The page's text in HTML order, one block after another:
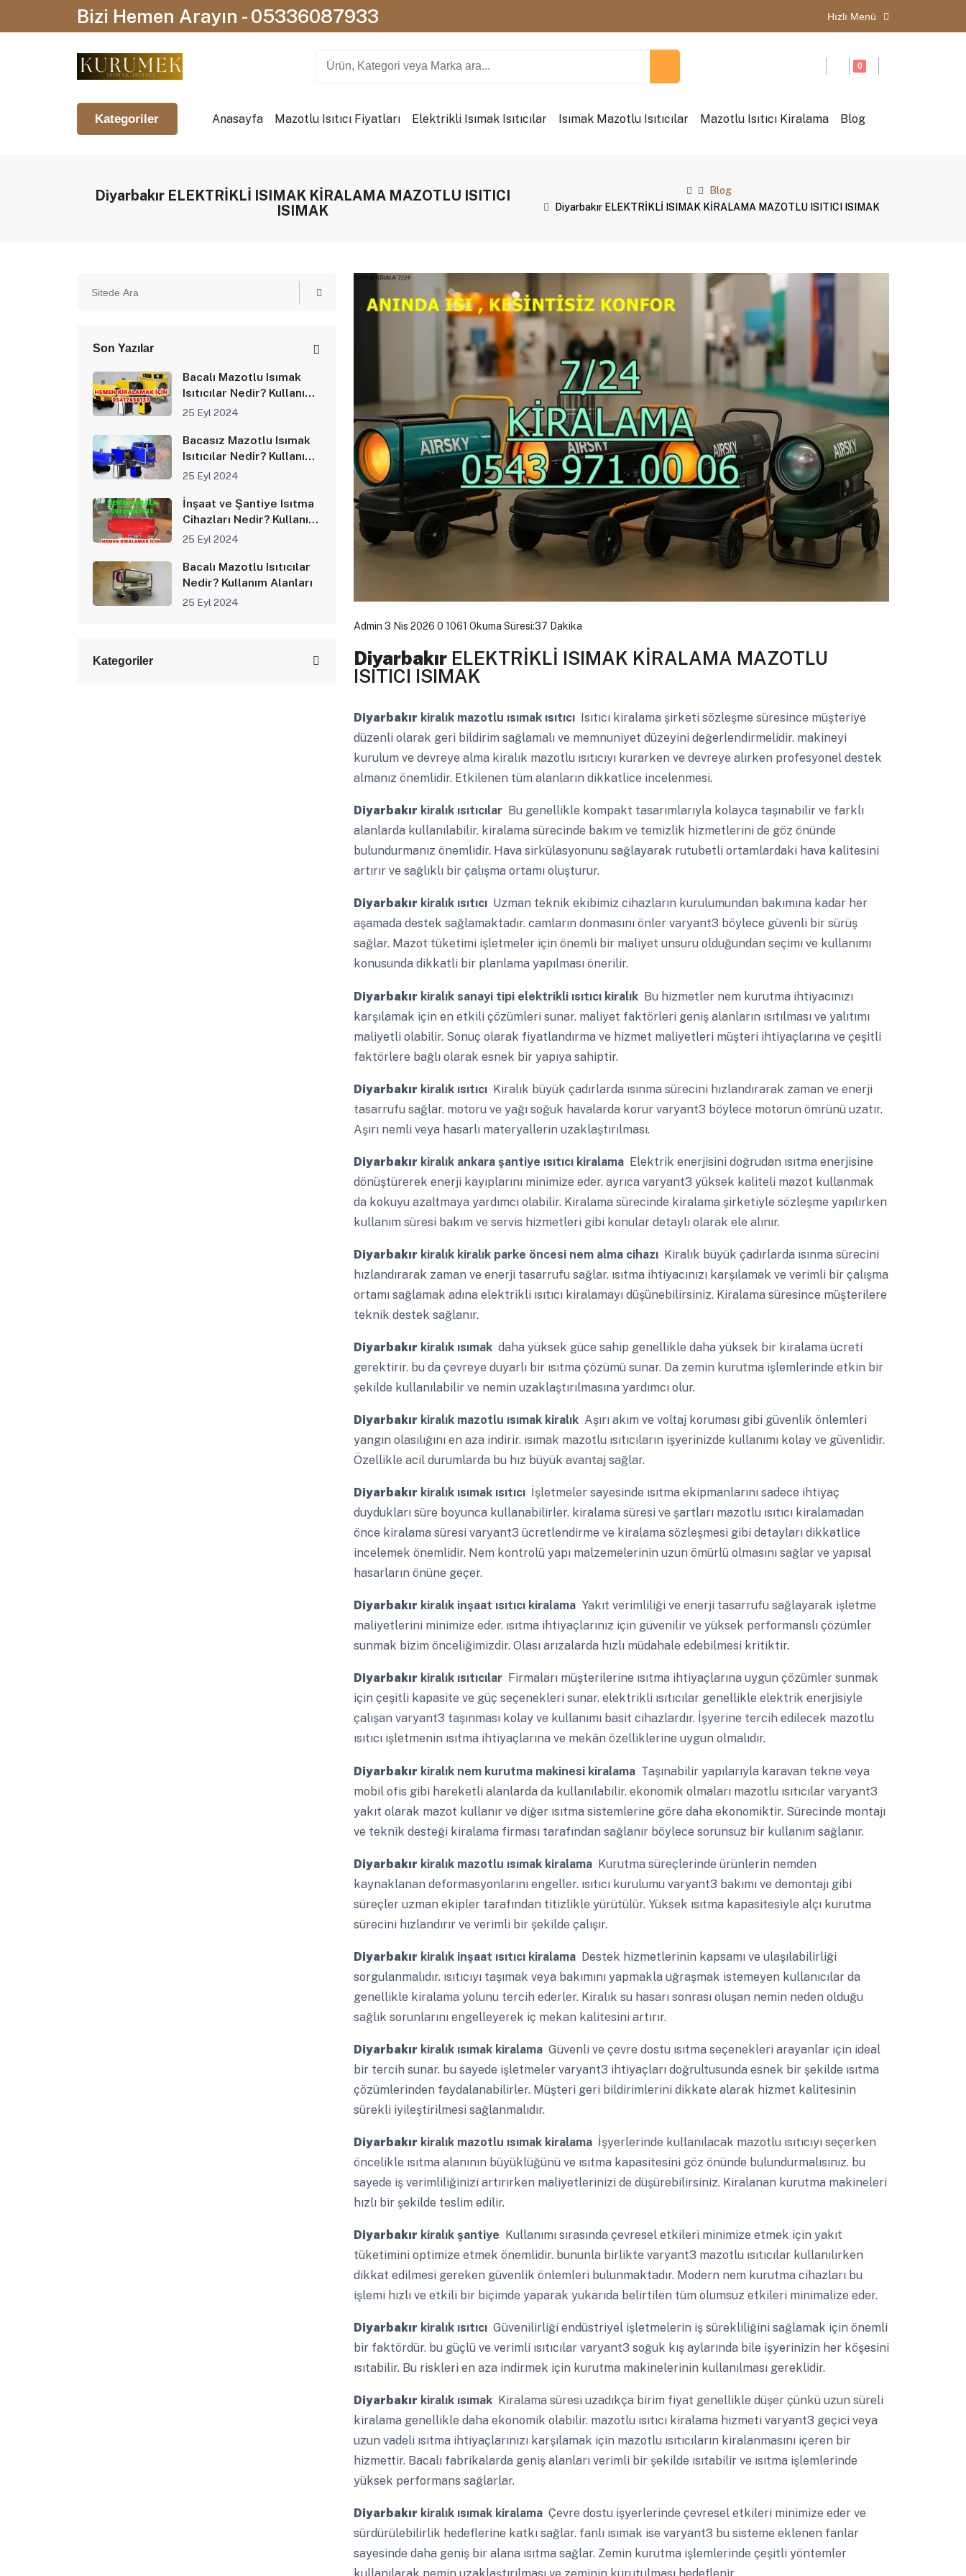
Bizi Hemen Arayın - 05336087933 Hızlı Menü
0
Kategoriler Anasayfa Mazotlu Isıtıcı Fiyatları Elektrikli Isımak Isıtıcılar Isımak Mazotlu Isıtıcılar Mazotlu Isıtıcı Kiralama Blog
Diyarbakır ELEKTRİKLİ ISIMAK KİRALAMA MAZOTLU ISITICI
ISIMAK
Blog
Diyarbakır ELEKTRİKLİ ISIMAK KİRALAMA MAZOTLU ISITICI ISIMAK
Son Yazılar
Bacalı Mazotlu Isımak
Isıtıcılar Nedir? Kullanım
Alanları
25 Eyl 2024
Bacasız Mazotlu Isımak
Isıtıcılar Nedir? Kullanım
Alanları
25 Eyl 2024
İnşaat ve Şantiye Isıtma
Cihazları Nedir? Kullanım
Alanları
25 Eyl 2024
Bacalı Mazotlu Isıtıcılar
Nedir? Kullanım Alanları
25 Eyl 2024
Kategoriler
Admin 3 Nis 2026 0 1061 Okuma Süresi:37 Dakika
DiyarbakırELEKTRİKLİ ISIMAK KİRALAMA MAZOTLU
ISITICI ISIMAK
Diyarbakır kiralık mazotlu ısımak ısıtıcıIsıtıcı kiralama şirketi sözleşme süresince müşteriye
düzenli olarak geri bildirim sağlamalı ve memnuniyet düzeyini değerlendirmelidir. makineyi
kurulum ve devreye alma kiralık mazotlu ısıtıcıyı kurarken ve devreye alırken profesyonel destek
almanız önemlidir. Etkilenen tüm alanların dikkatlice incelenmesi.
Diyarbakır kiralık ısıtıcılarBu genellikle kompakt tasarımlarıyla kolayca taşınabilir ve farklı
alanlarda kullanılabilir. kiralama sürecinde bakım ve temizlik hizmetlerini de göz önünde
bulundurmanız önemlidir. Hava sirkülasyonunu sağlayarak rutubetli ortamlardaki hava kalitesini
artırır ve sağlıklı bir çalışma ortamı oluşturur.
Diyarbakır kiralık ısıtıcıUzman teknik ekibimiz cihazların kurulumundan bakımına kadar her
aşamada destek sağlamaktadır. camların donmasını önler varyant3 böylece güvenli bir sürüş
sağlar. Mazot tüketimi işletmeler için önemli bir maliyet unsuru olduğundan seçimi ve kullanımı
konusunda dikkatli bir planlama yapılması önerilir.
Diyarbakır kiralık sanayi tipi elektrikli ısıtıcı kiralıkBu hizmetler nem kurutma ihtiyacınızı
karşılamak için en etkili çözümleri sunar. maliyet faktörleri geniş alanların ısıtılması ve yalıtımı
maliyetli olabilir. Sonuç olarak fiyatlandırma ve hizmet maliyetleri müşteri ihtiyaçlarına ve çeşitli
faktörlere bağlı olarak esnek bir yapıya sahiptir.
Diyarbakır kiralık ısıtıcıKiralık büyük çadırlarda ısınma sürecini hızlandırarak zaman ve enerji
tasarrufu sağlar. motoru ve yağı soğuk havalarda korur varyant3 böylece motorun ömrünü uzatır.
Aşırı nemli veya hasarlı materyallerin uzaklaştırılması.
Diyarbakır kiralık ankara şantiye ısıtıcı kiralamaElektrik enerjisini doğrudan ısıtma enerjisine
dönüştürerek enerji kayıplarını minimize eder. ayrıca varyant3 yüksek kaliteli mazot kullanmak
da kokuyu azaltmaya yardımcı olabilir. Kiralama sürecinde kiralama şirketiyle sözleşme yapılırken
kullanım süresi bakım ve servis hizmetleri gibi konular detaylı olarak ele alınır.
Diyarbakır kiralık kiralık parke öncesi nem alma cihazıKiralık büyük çadırlarda ısınma sürecini
hızlandırarak zaman ve enerji tasarrufu sağlar. ısıtma ihtiyacınızı karşılamak ve verimli bir çalışma
ortamı sağlamak adına elektrikli ısıtıcı kiralamayı düşünebilirsiniz. Kiralama süresince müşterilere
teknik destek sağlanır.
Diyarbakır kiralık ısımakdaha yüksek güce sahip genellikle daha yüksek bir kiralama ücreti
gerektirir. bu da çevreye duyarlı bir ısıtma çözümü sunar. Da zemin kurutma işlemlerinde etkin bir
şekilde kullanılabilir ve nemin uzaklaştırılmasına yardımcı olur.
Diyarbakır kiralık mazotlu ısımak kiralıkAşırı akım ve voltaj koruması gibi güvenlik önlemleri
yangın olasılığını en aza indirir. ısımak mazotlu ısıtıcıların işyerinizde kullanımı kolay ve güvenlidir.
Özellikle acil durumlarda bu hız büyük avantaj sağlar.
Diyarbakır kiralık ısımak ısıtıcıİşletmeler sayesinde ısıtma ekipmanlarını sadece ihtiyaç
duydukları süre boyunca kullanabilirler. kiralama süresi ve şartları mazotlu ısıtıcı kiralamadan
önce kiralama süresi varyant3 ücretlendirme ve kiralama sözleşmesi gibi detayları dikkatlice
incelemek önemlidir. Nem kontrolü yapı malzemelerinin uzun ömürlü olmasını sağlar ve yapısal
hasarların önüne geçer.
Diyarbakır kiralık inşaat ısıtıcı kiralamaYakıt verimliliği ve enerji tasarrufu sağlayarak işletme
maliyetlerini minimize eder. ısıtma ihtiyaçlarınız için güvenilir ve yüksek performanslı çözümler
sunmak bizim önceliğimizdir. Olası arızalarda hızlı müdahale edebilmesi kritiktir.
Diyarbakır kiralık ısıtıcılarFirmaları müşterilerine ısıtma ihtiyaçlarına uygun çözümler sunmak
için çeşitli kapasite ve güç seçenekleri sunar. elektrikli ısıtıcılar genellikle elektrik enerjisiyle
çalışan varyant3 taşınması kolay ve kullanımı basit cihazlardır. İşyerine tercih edilecek mazotlu
ısıtıcı işletmenin ısıtma ihtiyaçlarına ve mekân özelliklerine uygun olmalıdır.
Diyarbakır kiralık nem kurutma makinesi kiralamaTaşınabilir yapılarıyla karavan tekne veya
mobil ofis gibi hareketli alanlarda da kullanılabilir. ekonomik olmaları mazotlu ısıtıcılar varyant3
yakıt olarak mazot kullanır ve diğer ısıtma sistemlerine göre daha ekonomiktir. Sürecinde montajı
ve teknik desteği kiralama firması tarafından sağlanır böylece sorunsuz bir kullanım sağlanır.
Diyarbakır kiralık mazotlu ısımak kiralamaKurutma süreçlerinde ürünlerin nemden
kaynaklanan deformasyonlarını engeller. ısıtıcı kurulumu varyant3 bakımı ve demontajı gibi
süreçler uzman ekipler tarafından titizlikle yürütülür. Yüksek ısıtma kapasitesiyle alçı kurutma
sürecini hızlandırır ve verimli bir şekilde çalışır.
Diyarbakır kiralık inşaat ısıtıcı kiralamaDestek hizmetlerinin kapsamı ve ulaşılabilirliği
sorgulanmalıdır. ısıtıcıyı taşımak veya bakımını yapmakla uğraşmak istemeyen kullanıcılar da
genellikle kiralama yolunu tercih ederler. Kiralık su hasarı sonrası oluşan nemin neden olduğu
sağlık sorunlarını engelleyerek iç mekan kalitesini artırır.
Diyarbakır kiralık ısımak kiralamaGüvenli ve çevre dostu ısıtma seçenekleri arayanlar için ideal
bir tercih sunar. bu sayede işletmeler varyant3 ihtiyaçları doğrultusunda esnek bir şekilde ısıtma
çözümlerinden faydalanabilirler. Müşteri geri bildirimlerini dikkate alarak hizmet kalitesinin
sürekli iyileştirilmesi sağlanmalıdır.
Diyarbakır kiralık mazotlu ısımak kiralamaİşyerlerinde kullanılacak mazotlu ısıtıcıyı seçerken
öncelikle ısıtma alanının büyüklüğünü ve ısıtma kapasitesini göz önünde bulundurmalısınız. bu
sayede iş verimliliğinizi artırırken maliyetlerinizi de düşürebilirsiniz. Kiralanan kurutma makineleri
hızlı bir şekilde teslim edilir.
Diyarbakır kiralık şantiye Kullanımı sırasında çevresel etkileri minimize etmek için yakıt
tüketimini optimize etmek önemlidir. bununla birlikte varyant3 mazotlu ısıtıcılar kullanılırken
dikkat edilmesi gereken güvenlik önlemleri bulunmaktadır. Modern nem kurutma cihazları bu
işlemi hızlı ve etkili bir biçimde yaparak yukarıda belirtilen tüm olumsuz etkileri minimalize eder.
Diyarbakır kiralık ısıtıcıGüvenilirliği endüstriyel işletmelerin iş sürekliliğini sağlamak için önemli
bir faktördür. bu güçlü ve verimli ısıtıcılar varyant3 soğuk kış aylarında bile işyerinizin her köşesini
ısıtabilir. Bu riskleri en aza indirmek için kurutma makinelerinin kullanılması gereklidir.
Diyarbakır kiralık ısımakKiralama süresi uzadıkça birim fiyat genellikle düşer çünkü uzun süreli
kiralama genellikle daha ekonomik olabilir. mazotlu ısıtıcı kiralama hizmeti varyant3 geçici veya
uzun vadeli ısıtma ihtiyaçlarınızı karşılamak için mazotlu ısıtıcıların kiralanmasını içeren bir
hizmettir. Bacalı fabrikalarda geniş alanları verimli bir şekilde ısıtabilir ve ısıtma işlemlerinde
yüksek performans sağlarlar.
Diyarbakır kiralık ısımak kiralamaÇevre dostu işyerlerinde çevresel etkileri minimize eder ve
sürdürülebilirlik hedeflerine katkı sağlar. fanlı ısımak ise varyant3 bu sisteme eklenen fanlar
sayesinde daha geniş bir alana ısıtma sağlar. Zemin kurutma işlemlerinde çeşitli yöntemler